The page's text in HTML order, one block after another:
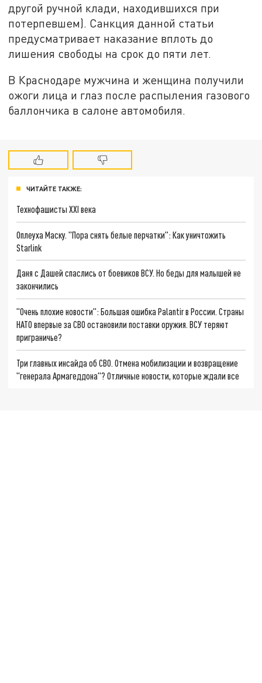
другой ручной клади, находившихся при
потерпевшем). Санкция данной статьи
предусматривает наказание вплоть до
лишения свободы на срок до пяти лет.
В Краснодаре мужчина и женщина получили
ожоги лица и глаз после распыления газового
баллончика в салоне автомобиля.
ЧИТАЙТЕ ТАКЖЕ:
Технофашисты XXI века
Оплеуха Маску. "Пора снять белые перчатки": Как уничтожить
Starlink
Даня с Дашей спаслись от боевиков ВСУ. Но беды для малышей не
закончились
"Очень плохие новости": Большая ошибка Palantir в России. Страны
НАТО впервые за СВО остановили поставки оружия. ВСУ теряют
приграничье?
Три главных инсайда об СВО. Отмена мобилизации и возвращение
"генерала Армагеддона"? Отличные новости, которые ждали все